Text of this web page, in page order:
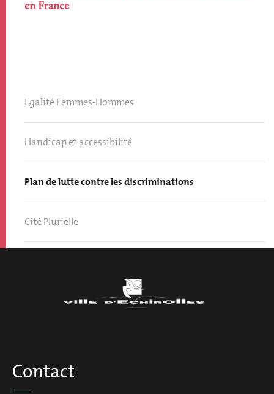
Egalité Femmes-Hommes
Handicap et accessibilité
Plan de lutte contre les discriminations
Cité Plurielle
en France
Contact